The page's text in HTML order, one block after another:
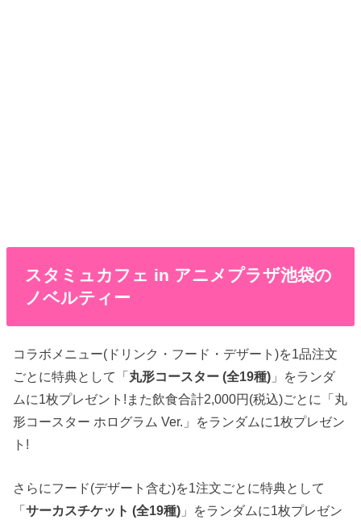
スタミュカフェ in アニメプラザ池袋の
ノベルティー
コラボメニュー(ドリンク・フード・デザート)を1品注文
ごとに特典として「丸形コースター (全19種) 」をランダ
ムに1枚プレゼント!また飲食合計2,000円(税込)ごとに「丸
形コースター ホログラム Ver.」をランダムに1枚プレゼン
ト!
さらにフード(デザート含む)を1注文ごとに特典として
「サーカスチケット (全19種) 」をランダムに1枚プレゼン